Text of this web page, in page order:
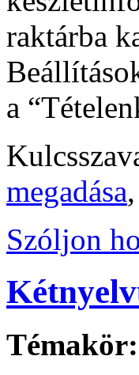
raktárba
a
megadása,
Szóljon
Témakör: